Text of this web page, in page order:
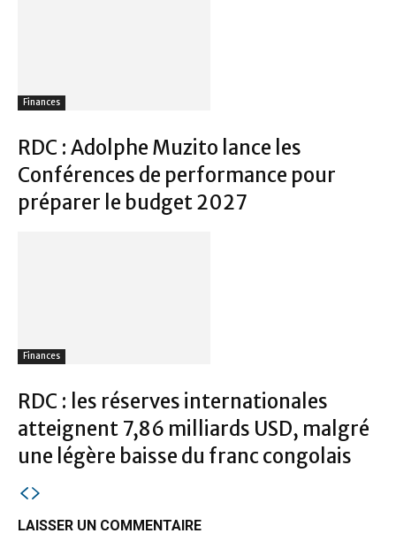
Finances
RDC : Adolphe Muzito lance les
Conférences de performance pour
préparer le budget 2027
Finances
RDC : les réserves internationales
atteignent 7,86 milliards USD, malgré
une légère baisse du franc congolais
LAISSER UN COMMENTAIRE